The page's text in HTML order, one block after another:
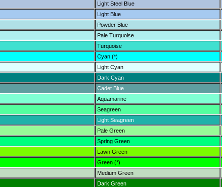
Light Steel Blue
Light Blue
Powder Blue
Pale Turquoise
Turquoise
Cyan (*)
Light Cyan
Dark Cyan
Cadet Blue
Aquamarine
Seagreen
Light Seagreen
Pale Green
Spring Green
Lawn Green
Green (*)
Medium Green
Dark Green